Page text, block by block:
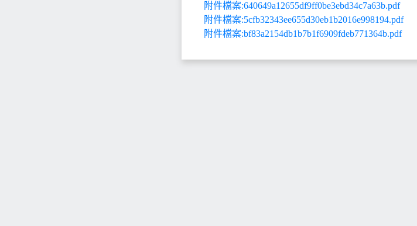
附件檔案:640649a12655df9ff0be3ebd34c7a63b.pdf
附件檔案:5cfb32343ee655d30eb1b2016e998194.pdf
附件檔案:bf83a2154db1b7b1f6909fdeb771364b.pdf